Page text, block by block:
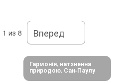
1 из 8 Вперед
Гармонія, натхненна
природою. Сан-Паулу